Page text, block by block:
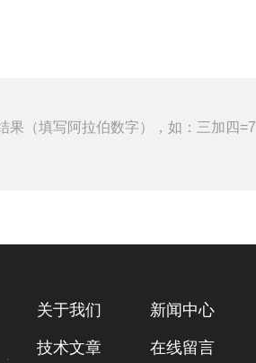
果（填写阿拉伯数字），如：三加四=7
关于我们 新闻中心
技术文章 在线留言